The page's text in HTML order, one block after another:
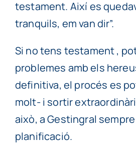
testament. Així es
tranquils, em van dir”.
Si no tens testament ,
problemes amb els
definitiva, el procés es
molt- i sortir
això, a Gestingral
planificació.